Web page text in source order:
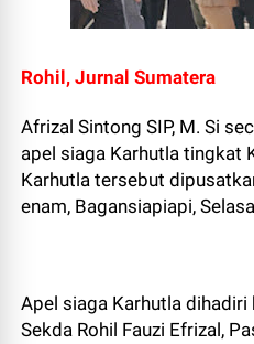
Rohil, Jurnal Sumatera
Afrizal Sintong SIP, M. Si
apel siaga Karhutla tingkat
Karhutla tersebut
enam, Bagansiapiapi,
Apel siaga Karhutla dihadiri
Sekda Rohil Fauzi Efrizal,